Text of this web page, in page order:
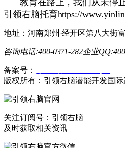
教育在路上，我们从未停
引领右脑托育https://
地址：河南郑州·经开区第八大街
咨询电话:400-0371-282企业
备案号：
版权所有：引领右脑潜能开发国际
关注订阅号：引领右脑
及时获取相关资讯